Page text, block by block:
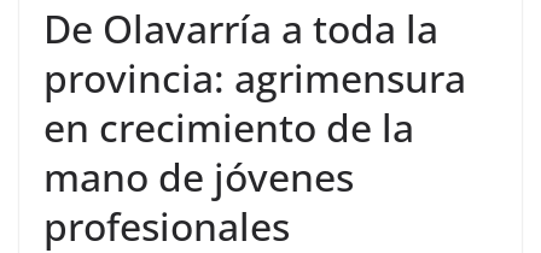
De Olavarría a toda la
provincia: agrimensura
en crecimiento de la
mano de jóvenes
profesionales